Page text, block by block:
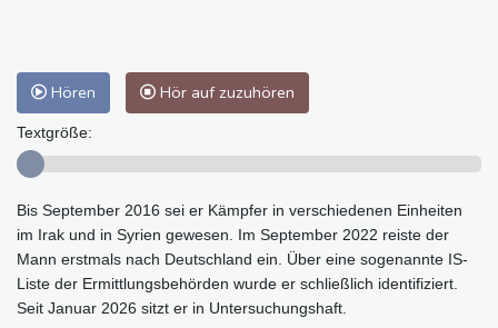
Hören Hör auf zuzuhören
Textgröße:
Bis September 2016 sei er Kämpfer in verschiedenen Einheiten
im Irak und in Syrien gewesen. Im September 2022 reiste der
Mann erstmals nach Deutschland ein. Über eine sogenannte IS-
Liste der Ermittlungsbehörden wurde er schließlich identifiziert.
Seit Januar 2026 sitzt er in Untersuchungshaft.